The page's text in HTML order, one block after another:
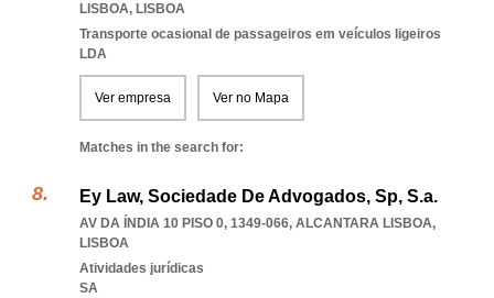
LISBOA, LISBOA
Transporte ocasional de passageiros em veículos ligeiros
LDA
Ver empresa Ver no Mapa
Matches in the search for:
Ey Law, Sociedade De Advogados, Sp, S.a.
AV DA ÍNDIA 10 PISO 0, 1349-066, ALCANTARA LISBOA,
LISBOA
Atividades jurídicas
SA